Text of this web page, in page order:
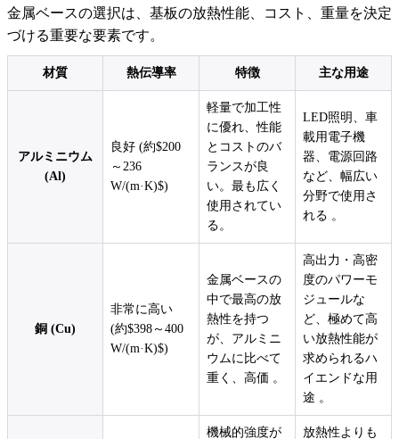
金属ベースの選択は、基板の放熱性能、コスト、重量を決定
づける重要な要素です。
材質 熱伝導率 特徴 主な用途
アルミニウム
(Al)
良好 (約$200
～236
W/(m·K)$)
軽量で加工性
に優れ、性能
とコストのバ
ランスが良
い。最も広く
使用されてい
る。
LED照明、車
載用電子機
器、電源回路
など、幅広い
分野で使用さ
れる 。
銅 (Cu)
非常に高い
(約$398～400
W/(m·K)$)
金属ベースの
中で最高の放
熱性を持つ
が、アルミニ
ウムに比べて
重く、高価 。
高出力・高密
度のパワーモ
ジュールな
ど、極めて高
い放熱性能が
求められるハ
イエンドな用
途 。
機械的強度が
放熱性よりも